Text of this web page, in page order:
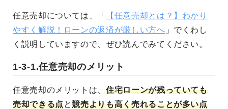
任意売却については、「
【任意売却とは？】わかり
やすく解説！ローンの返済が厳しい方へ 」でくわし
く説明していますので、ぜひ読んでみてください。
1-3-1.任意売却のメリット
任意売却のメリットは、住宅ローンが残っていても
売却できる点と競売よりも高く売れることが多い点